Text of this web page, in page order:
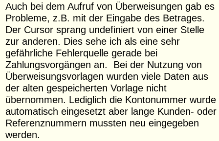
Auch bei dem Aufruf von Überweisungen gab es
Probleme, z.B. mit der Eingabe des Betrages.
Der Cursor sprang undefiniert von einer Stelle
zur anderen. Dies sehe ich als eine sehr
gefährliche Fehlerquelle gerade bei
Zahlungsvorgängen an. Bei der Nutzung von
Überweisungsvorlagen wurden viele Daten aus
der alten gespeicherten Vorlage nicht
übernommen. Lediglich die Kontonummer wurde
automatisch eingesetzt aber lange Kunden- oder
Referenznummern mussten neu eingegeben
werden.